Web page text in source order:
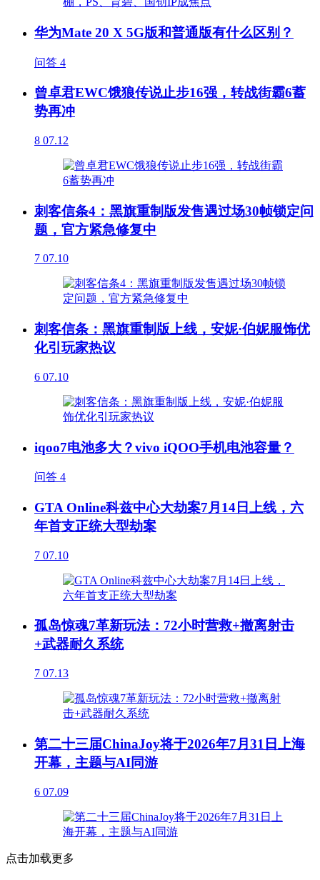
华为Mate 20 X 5G版和普通版有什么区别？
问答 4
曾卓君EWC饿狼传说止步16强，转战街霸6蓄
势再冲
8 07.12
刺客信条4：黑旗重制版发售遇过场30帧锁定问
题，官方紧急修复中
7 07.10
刺客信条：黑旗重制版上线，安妮·伯妮服饰优
化引玩家热议
6 07.10
iqoo7电池多大？vivo iQOO手机电池容量？
问答 4
GTA Online科兹中心大劫案7月14日上线，六
年首支正统大型劫案
7 07.10
孤岛惊魂7革新玩法：72小时营救+撤离射击
+武器耐久系统
7 07.13
第二十三届ChinaJoy将于2026年7月31日上海
开幕，主题与AI同游
6 07.09
点击加载更多